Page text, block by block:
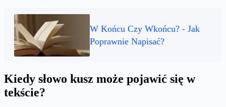
W Końcu Czy Wkońcu? - Jak
Poprawnie Napisać?
Kiedy słowo kusz może pojawić się w
tekście?